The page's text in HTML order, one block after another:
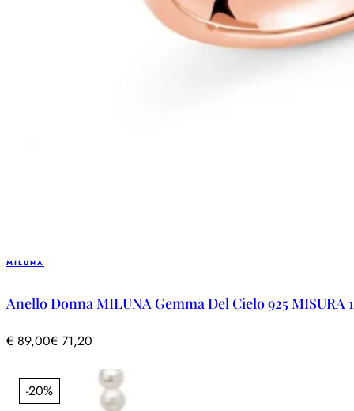
MILUNA
Anello Donna MILUNA Gemma Del Cielo 925 MISURA
€89,00€ 71,20
-20%